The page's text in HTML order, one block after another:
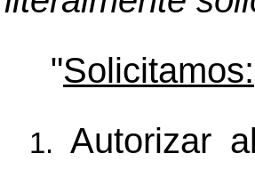
"Solicitamos:
Autorizar